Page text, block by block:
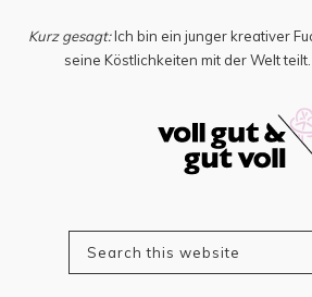
Kurz gesagt:Ich bin ein junger kreativer
seine Köstlichkeiten mit der Welt teilt.